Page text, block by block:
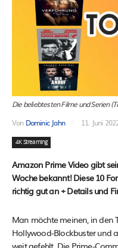
Die beliebtesten Filme und Serien
Von Dominic Jahn 11. Juni
4K Streaming
Amazon Prime Video gibt
Woche bekannt! Diese 10
richtig gut an + Details und
Man möchte meinen, in den
Hollywood-Blockbuster und
weit gefehlt. Die Prime-